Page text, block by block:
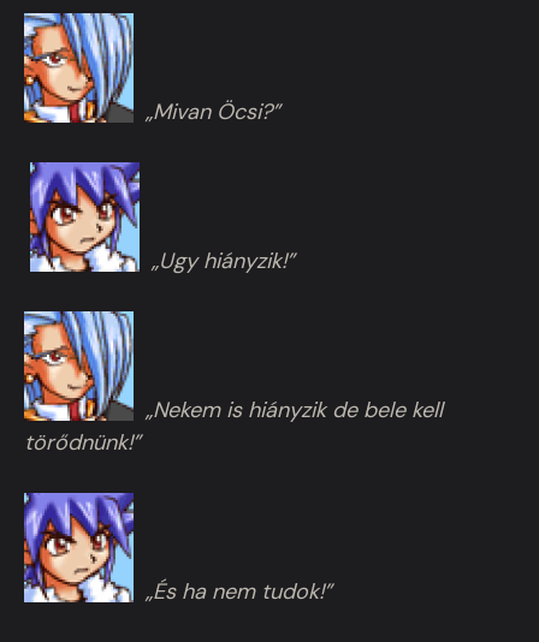
„Mivan Öcsi?”
„Ugy hiányzik!”
„Nekem is hiányzik de bele kell
törődnünk!”
„És ha nem tudok!”